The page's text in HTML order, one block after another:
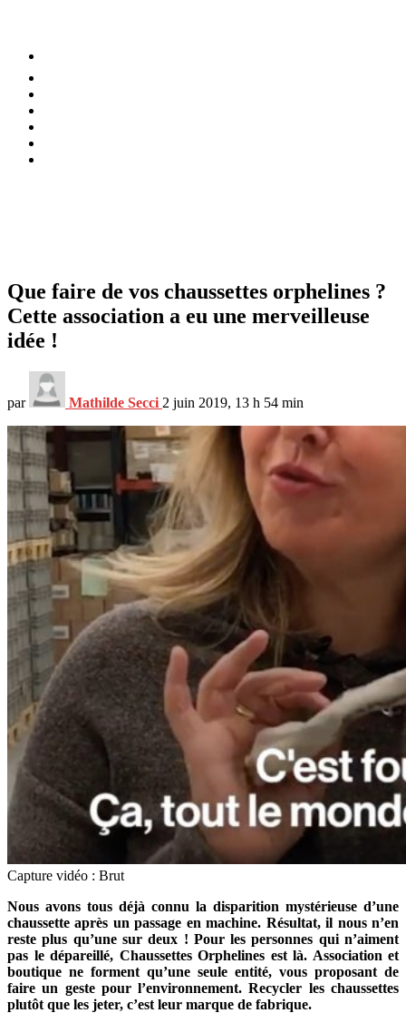
Que faire de vos chaussettes orphelines ?
Cette association a eu une merveilleuse
idée !
par Mathilde Secci 2 juin 2019, 13 h 54 min
Capture vidéo : Brut
Nous avons tous déjà connu la disparition mystérieuse d’une
chaussette après un passage en machine. Résultat, il nous n’en
reste plus qu’une sur deux ! Pour les personnes qui n’aiment
pas le dépareillé, Chaussettes Orphelines est là. Association et
boutique ne forment qu’une seule entité, vous proposant de
faire un geste pour l’environnement. Recycler les chaussettes
plutôt que les jeter, c’est leur marque de fabrique.